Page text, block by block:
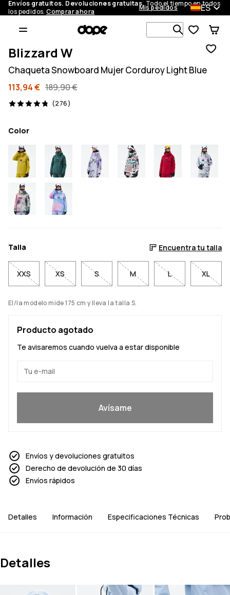
Envíos gratuitos. Devoluciones gratuitas.Todo el tiempo en todos
los pedidos.Comprar ahora Mis pedidos ES
Busca en
Blizzard W
Chaqueta Snowboard Mujer Corduroy Light Blue
113,94 € 189,90 €
(276)
276 opiniones, 4.8/5
Color
Talla Encuentra tu talla
XXS XS S M L XL
El/la modelo mide 175 cm y lleva la talla S.
Producto agotado
Te avisaremos cuando vuelva a estar disponible
Avísame
Envíos y devoluciones gratuitos
Derecho de devolución de 30 días
Envíos rápidos
Detalles Información Especificaciones Técnicas
Detalles